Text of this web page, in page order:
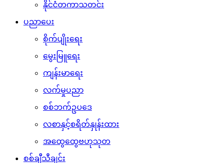
နိုင်ငံတကာသတင်း
ပညာပေး
စိုက်ပျိုးရေး
မွေးမြူရေး
ကျန်းမာရေး
လက်မှုပညာ
စစ်ဘက်ဥပဒေ
လစာနှင့်စရိတ်နှုန်းထား
အထွေထွေဗဟုသုတ
စစ်ချီသီချင်း